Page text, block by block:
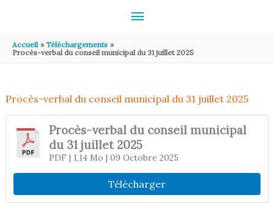
MENU
PRINCIPAL
Accueil
Téléchargements
Procès-verbal du conseil municipal du 31 juillet 2025
Procès-verbal du conseil municipal du 31 juillet 2025
Procès-verbal du conseil municipal
du 31 juillet 2025
PDF | 1,14 Mo | 09 Octobre 2025
Télécharger